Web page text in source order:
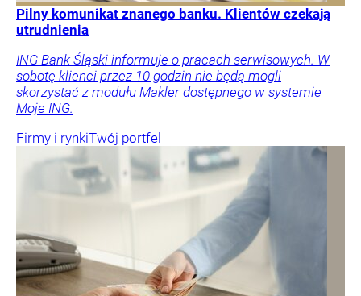
Pilny komunikat znanego banku. Klientów czekają
utrudnienia
ING Bank Śląski informuje o pracach serwisowych. W
sobotę klienci przez 10 godzin nie będą mogli
skorzystać z modułu Makler dostępnego w systemie
Moje ING.
Firmy i rynkiTwój portfel